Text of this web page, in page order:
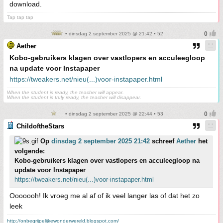
download.
Tap tap tap
• dinsdag 2 september 2025 @ 21:42 • 52
Aether
Kobo-gebruikers klagen over vastlopers en acculeegloop
na update voor Instapaper
https://tweakers.net/nieu(...)voor-instapaper.html
When the student is ready, the teacher will appear.
When the student is truly ready, the teacher will disappear.
• dinsdag 2 september 2025 @ 22:44 • 53
ChildoftheStars
Op dinsdag 2 september 2025 21:42 schreef Aether het
volgende:
Kobo-gebruikers klagen over vastlopers en acculeegloop na
update voor Instapaper
https://tweakers.net/nieu(...)voor-instapaper.html
Ooooooh! Ik vroeg me al af of ik veel langer las of dat het zo
leek
http://onbegrijpelijkewonderwereld.blogspot.com/